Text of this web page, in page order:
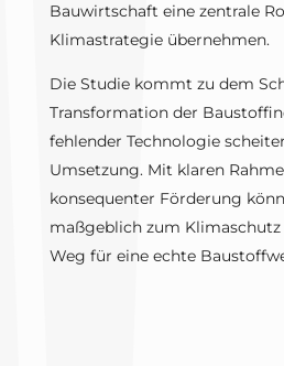
Bauwirtschaft eine zentrale
Klimastrategie übernehmen.
Die Studie kommt zu dem
Transformation der
fehlender Technologie
Umsetzung. Mit klaren
konsequenter Förderung
maßgeblich zum
Weg für eine echte